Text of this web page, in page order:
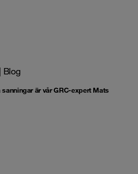
är vår GRC-expert Mats